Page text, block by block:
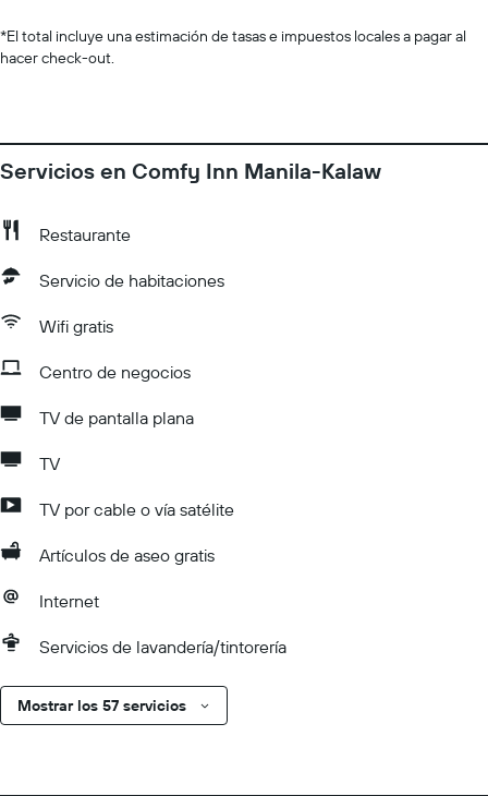
*El total incluye una estimación de tasas e impuestos locales a pagar al
hacer check-out.
Servicios en Comfy Inn Manila-Kalaw
Restaurante
Servicio de habitaciones
Wifi gratis
Centro de negocios
TV de pantalla plana
TV
TV por cable o vía satélite
Artículos de aseo gratis
Internet
Servicios de lavandería/tintorería
Mostrar los 57 servicios